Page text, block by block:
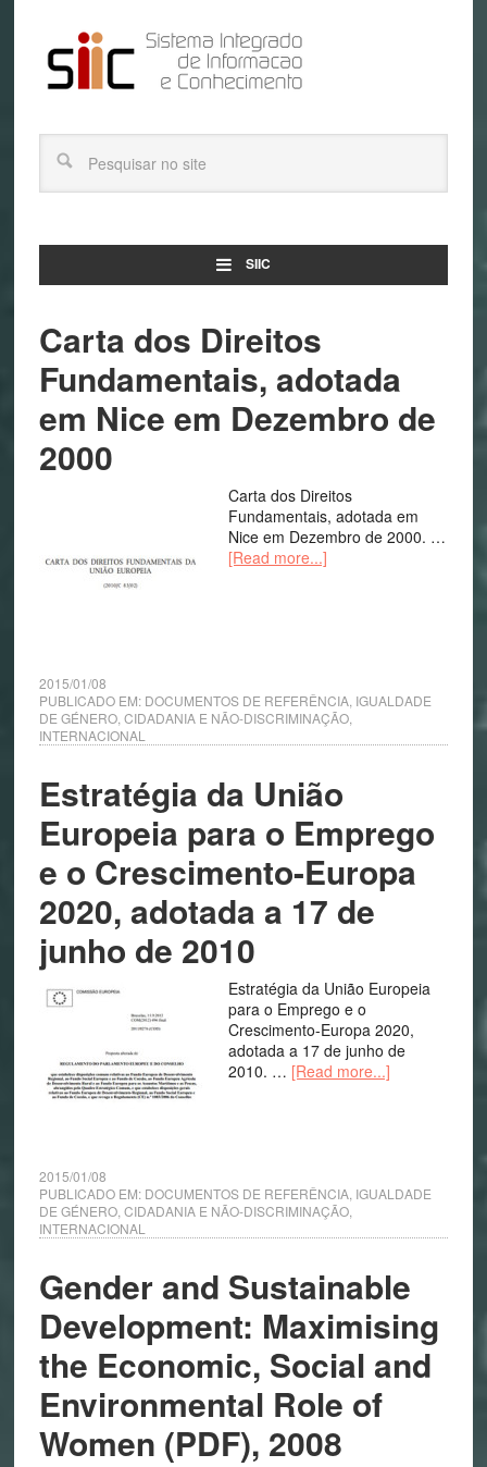
SIIC
Carta dos Direitos
Fundamentais, adotada
em Nice em Dezembro de
2000
Carta dos Direitos
Fundamentais, adotada em
Nice em Dezembro de 2000. …
[Read more...]
2015/01/08
PUBLICADO EM: DOCUMENTOS DE REFERÊNCIA, IGUALDADE
DE GÉNERO, CIDADANIA E NÃO-DISCRIMINAÇÃO,
INTERNACIONAL
Estratégia da União
Europeia para o Emprego
e o Crescimento-Europa
2020, adotada a 17 de
junho de 2010
Estratégia da União Europeia
para o Emprego e o
Crescimento-Europa 2020,
adotada a 17 de junho de
2010. … [Read more...]
2015/01/08
PUBLICADO EM: DOCUMENTOS DE REFERÊNCIA, IGUALDADE
DE GÉNERO, CIDADANIA E NÃO-DISCRIMINAÇÃO,
INTERNACIONAL
Gender and Sustainable
Development: Maximising
the Economic, Social and
Environmental Role of
Women (PDF), 2008